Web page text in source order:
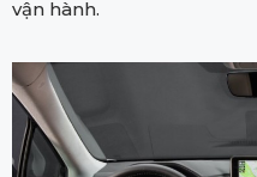
vận hành.